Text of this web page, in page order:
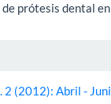
prótesis dental
2 (2012): Abril -